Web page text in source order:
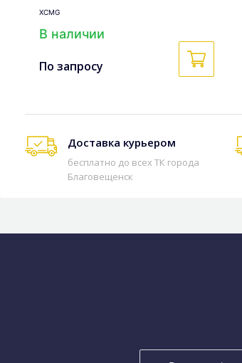
XCMG
В наличии
По запросу
Доставка курьером
бесплатно до всех ТК города
Благовещенск